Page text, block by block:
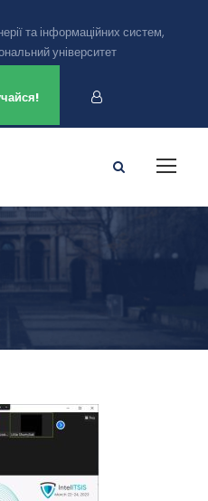
та інформаційних систем,
університет